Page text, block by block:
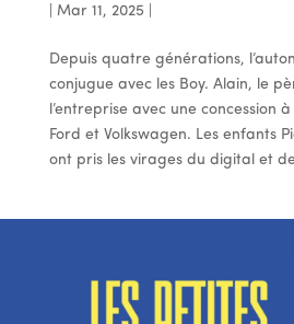
Mar 11, 2025
Depuis quatre générations,
conjugue avec les Boy. Alain, le
l’entreprise avec une concession
Ford et Volkswagen. Les enfants
ont pris les virages du digital et